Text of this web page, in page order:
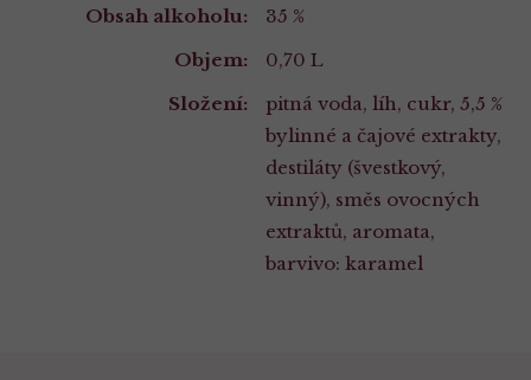
Vlastnosti
Obsah alkoholu:
35 %
Objem:
0,70 L
Složení:
pitná voda, líh, cukr, 5,5 %
bylinné a čajové extrakty,
destiláty (švestkový,
vinný), směs ovocných
extraktů, aromata,
barvivo: karamel